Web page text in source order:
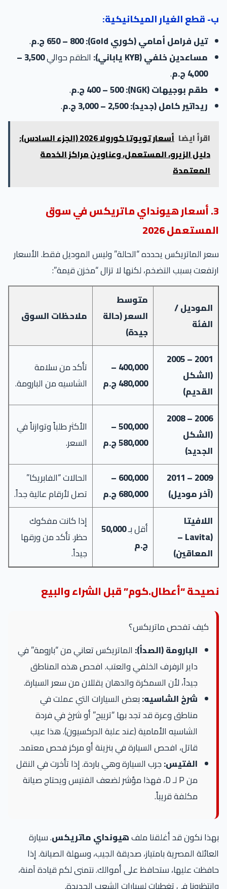
ب- قطع الغيار الميكانيكية:
تيل فرامل أمامي (كوري Gold): 650 – 800 ج.م
.
مساعدين خلفي (KYB ياباني):
الطقم حوالي
3,500 –
4,000 ج.م
.
طقم بوجيهات (NGK):
400 – 500 ج.م
.
ريداتير كامل (جديد):2,500 – 3,000 ج.م .
اقرأ ايضا
أسعار تويوتا كورولا 2026 (الجزء السادس):
دليل الزيرو، المستعمل، وعناوين مراكز الخدمة
المعتمدة
3. أسعار هيونداي ماتريكس في سوق
المستعمل 2026
سعر الماتريكس يحدده “الحالة” وليس الموديل فقط. الأسعار
ارتفعت بسبب التضخم، لكنها لا تزال “مخزن قيمة”:
الموديل /
الفئة
متوسط
السعر (حالة
جيدة)
ملاحظات السوق
2001 – 2005
(الشكل
القديم)
400,000 –
480,000 ج.م
تأكد من سلامة
الشاسيه من البارومة.
2006 – 2008
(الشكل
الجديد)
500,000 –
580,000 ج.م
الأكثر طلباً وتوازناً في
السعر.
2009 – 2011
(آخر موديل)
600,000 –
680,000 ج.م
الحالات “الفابريكا”
تصل لأرقام عالية جداً.
اللافيتا
(Lavita –
المعاقين)
أقل بـ50,000
ج.م
إذا كانت مفكوك
حظر. تأكد من ورقها
جيداً.
نصيحة “أعطال.كوم” قبل الشراء والبيع
كيف تفحص ماتريكس؟
البارومة (الصدأ): الماتريكس تعاني من “بارومة” في
داير الرفرف الخلفي والعتب. افحص هذه المناطق
جيداً، لأن السمكرة والدهان يقللان من سعر السيارة.
شرخ الشاسيه:بعض السيارات التي عملت في
مناطق وعرة قد تجد بها “ترييح” أو شرخ في فردة
الشاسيه الأمامية (عند علبة الدركسيون). هذا عيب
قاتل، افحص السيارة في بنزينة أو مركز فحص معتمد.
الفتيس:جرب السيارة وهي باردة. إذا تأخرت في النقل
من P لـ D، فهذا مؤشر لضعف الفتيس ويحتاج صيانة
مكلفة قريباً.
بهذا نكون قد أغلقنا ملفهيونداي ماتريكس. سيارة
العائلة المصرية بامتياز، صديقة الجيب، وسهلة الصيانة. إذا
حافظت عليها، ستحافظ على أموالك. نتمنى لكم قيادة آمنة،